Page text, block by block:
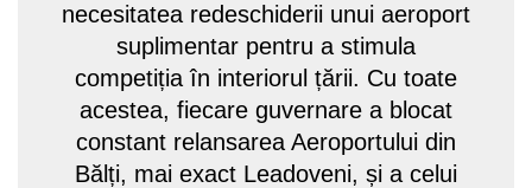
necesitatea redeschiderii unui aeroport
suplimentar pentru a stimula
competiția în interiorul țării. Cu toate
acestea, fiecare guvernare a blocat
constant relansarea Aeroportului din
Bălți, mai exact Leadoveni, și a celui